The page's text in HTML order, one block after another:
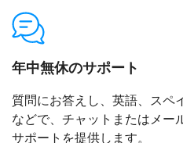
年中無休のサポート
質問にお答えし、英語、スペ
などで、チャットまたはメ
サポートを提供します。